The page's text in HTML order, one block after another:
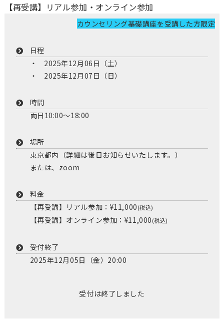
【再受講】リアル参加・オンライン参加
カウンセリング基礎講座を受講した方限定
日程
2025年12月06日（土）
2025年12月07日（日）
時間
両日10:00～18:00
場所
東京都内（詳細は後日お知らせいたします。）
または、zoom
料金
【再受講】リアル参加：¥11,000(税込)
【再受講】オンライン参加：¥11,000(税込)
受付終了
2025年12月05日（金）20:00
受付は終了しました